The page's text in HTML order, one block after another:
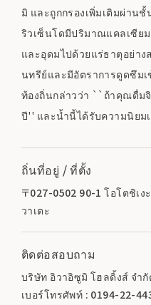
มิ และถูกกรองเพิ่มเติมผ่าน
ริวเซ็นโดมีปริมาณแคลเซีย
และอุดมไปด้วยแร่ธาตุอย่า
นทรีย์และมีอัตราการดูดซึม
ท้องถิ่นกล่าวว่า ``ถ้าคุณดื่ม
ปี'' และน้ำนี้ได้รับความนิยม
ถิ่นที่อยู่ / ที่ตั้ง
〒027-0502 90-1 โอโตชิเ
วาเตะ
ติดต่อสอบถาม
บริษัท อิวาอิซูมิ โฮลดิ้งส์ จำกั
เบอร์โทรศัพท์ : 0194-22-